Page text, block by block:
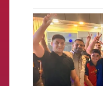
FCB Barcelona badge